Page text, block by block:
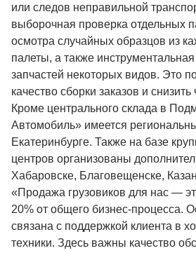
или следов неправильной
выборочная проверка отдельных
осмотра случайных образцов из
палеты, а также инструментальная
запчастей некоторых видов. Это
качество сборки заказов и
Кроме центрального склада в
Автомобиль» имеется
Екатеринбурге. Также на базе
центров организованы
Хабаровске, Благовещенске,
«Продажа грузовиков для нас —
20% от общего бизнес-процесса.
связана с поддержкой клиента в
техники. Здесь важны качество